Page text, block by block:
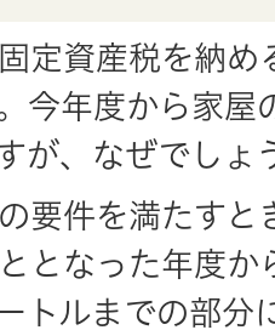
定資産税を納め
今年度から家屋
が、なぜでしょ
要件を満たすと
となった年度か
トルまでの部分